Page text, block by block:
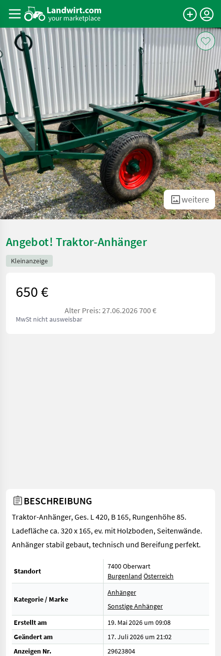
weitere
Angebot! Traktor-Anhänger
Kleinanzeige
650 €
Alter Preis: 27.06.2026 700 €
MwSt nicht ausweisbar
BESCHREIBUNG
Traktor-Anhänger, Ges. L 420, B 165, Rungenhöhe 85.
Ladefläche ca. 320 x 165, ev. mit Holzboden, Seitenwände.
Anhänger stabil gebaut, technisch und Bereifung perfekt.
Standort
7400 Oberwart
Burgenland Österreich
Kategorie / Marke
Anhänger
Sonstige Anhänger
Erstellt am
19. Mai 2026 um 09:08
Geändert am
17. Juli 2026 um 21:02
Anzeigen Nr.
29623804